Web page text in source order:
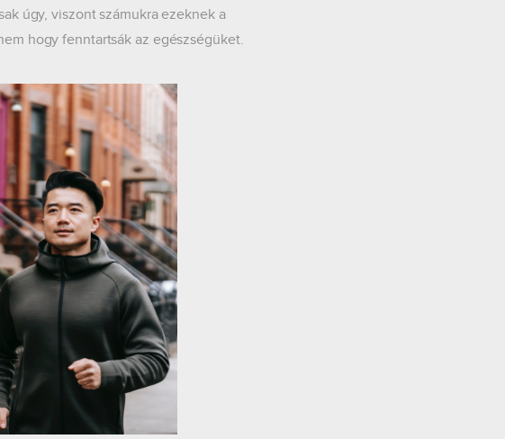
úgy, viszont számukra ezeknek a
hogy fenntartsák az egészségüket.